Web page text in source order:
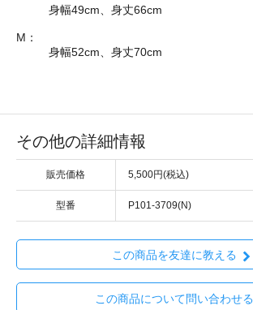
身幅49cm、身丈66cm
M：
身幅52cm、身丈70cm
その他の詳細情報
販売価格 5,500円(税込)
型番 P101-3709(N)
この商品を友達に教える
この商品について問い合わせる